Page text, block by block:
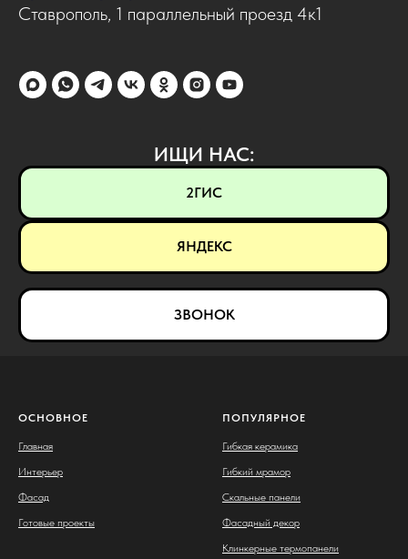
Ставрополь, 1 параллельный проезд 4к1
ИЩИ НАС:
2ГИС
ЯНДЕКС
ЗВОНОК
ОСНОВНОЕ
Главная
Интерьер
Фасад
Готовые проекты
ПОПУЛЯРНОЕ
Гибкая керамика
Гибкий мрамор
Скальные панели
Фасадный декор
Клинкерные термопанели